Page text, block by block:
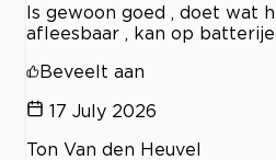
Is gewoon goed , doet wat
afleesbaar , kan op
Beveelt aan
17 July 2026
Ton Van den Heuvel